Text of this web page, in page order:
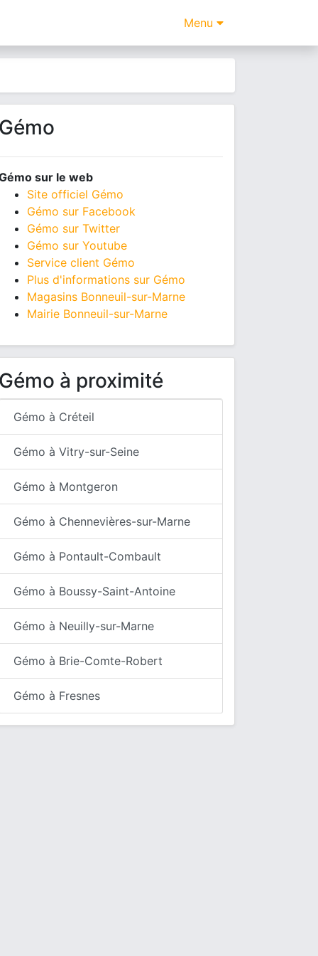
Menu
Gémo
sur le web
Site officiel Gémo
Gémo sur Facebook
Gémo sur Twitter
Gémo sur Youtube
Service client Gémo
Plus d'informations sur Gémo
Magasins Bonneuil-sur-Marne
Mairie Bonneuil-sur-Marne
Gémo à proximité
Gémo à Créteil
Gémo à Vitry-sur-Seine
Gémo à Montgeron
Gémo à Chennevières-sur-Marne
Gémo à Pontault-Combault
Gémo à Boussy-Saint-Antoine
Gémo à Neuilly-sur-Marne
Gémo à Brie-Comte-Robert
Gémo à Fresnes